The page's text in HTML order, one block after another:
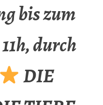
bis zum
durch
DIE